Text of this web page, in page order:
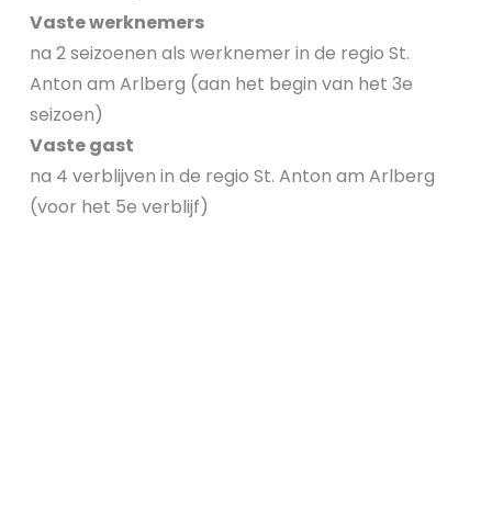
Vaste werknemers
na 2 seizoenen als werknemer in de regio St.
Anton am Arlberg (aan het begin van het 3e
seizoen)
Vaste gast
na 4 verblijven in de regio St. Anton am Arlberg
(voor het 5e verblijf)